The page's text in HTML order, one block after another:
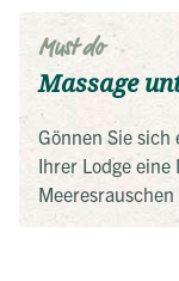
Must do
Massage
Gönnen Sie sich
Ihrer Lodge eine